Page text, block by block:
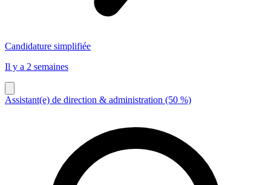
Candidature simplifiée
Il y a 2 semaines
Assistant(e) de direction & administration (50 %)